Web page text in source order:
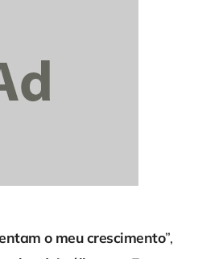
o meu crescimento”,